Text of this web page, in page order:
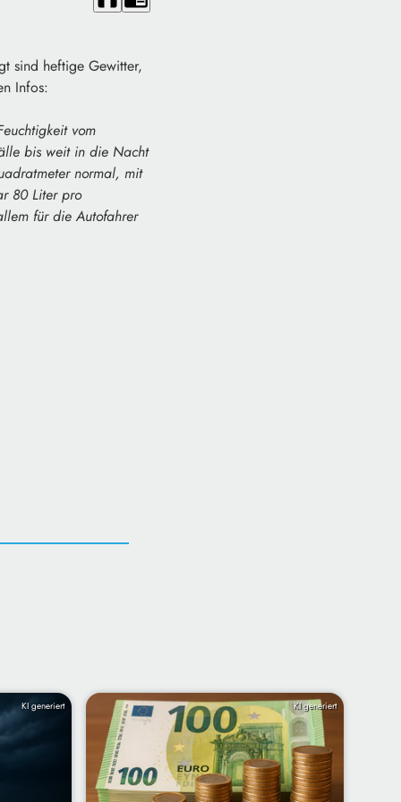
sind heftige Gewitter,
Infos:
vom
bis weit in die Nacht
normal, mit
80 Liter pro
für die Autofahrer
KI generiert KI generiert